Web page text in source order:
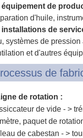
équipement de
d'huile,
installations de
systèmes de
et d'autres
de
de rotation :
de vide - >
paquet de
de cabestan - >